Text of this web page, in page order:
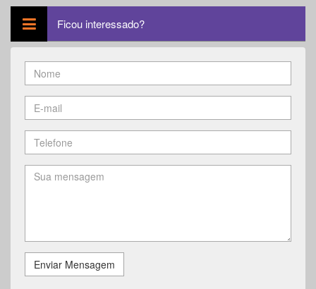
Ficou interessado?
Enviar Mensagem